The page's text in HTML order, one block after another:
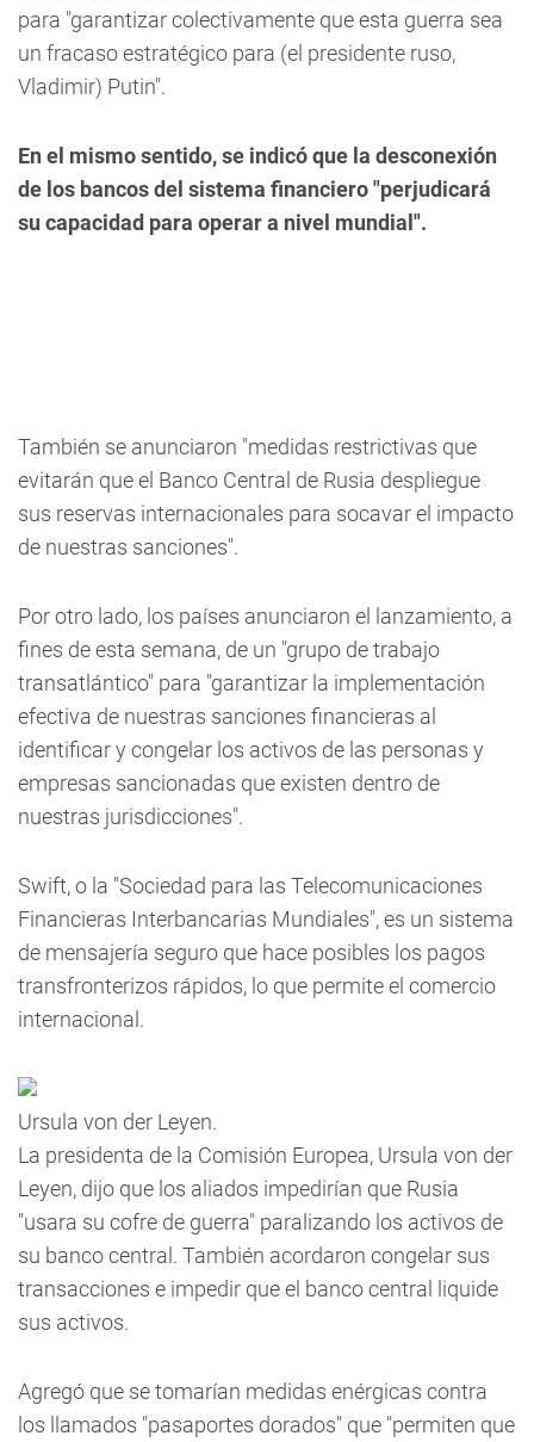
para "garantizar colectivamente que esta guerra sea
un fracaso estratégico para (el presidente ruso,
Vladimir) Putin".
En el mismo sentido, se indicó que la desconexión
de los bancos del sistema financiero "perjudicará
su capacidad para operar a nivel mundial".
También se anunciaron "medidas restrictivas que
evitarán que el Banco Central de Rusia despliegue
sus reservas internacionales para socavar el impacto
de nuestras sanciones".
Por otro lado, los países anunciaron el lanzamiento, a
fines de esta semana, de un "grupo de trabajo
transatlántico" para "garantizar la implementación
efectiva de nuestras sanciones financieras al
identificar y congelar los activos de las personas y
empresas sancionadas que existen dentro de
nuestras jurisdicciones".
Swift, o la "Sociedad para las Telecomunicaciones
Financieras Interbancarias Mundiales", es un sistema
de mensajería seguro que hace posibles los pagos
transfronterizos rápidos, lo que permite el comercio
internacional.
Ursula von der Leyen.
La presidenta de la Comisión Europea, Ursula von der
Leyen, dijo que los aliados impedirían que Rusia
"usara su cofre de guerra" paralizando los activos de
su banco central. También acordaron congelar sus
transacciones e impedir que el banco central liquide
sus activos.
Agregó que se tomarían medidas enérgicas contra
los llamados "pasaportes dorados" que "permiten que